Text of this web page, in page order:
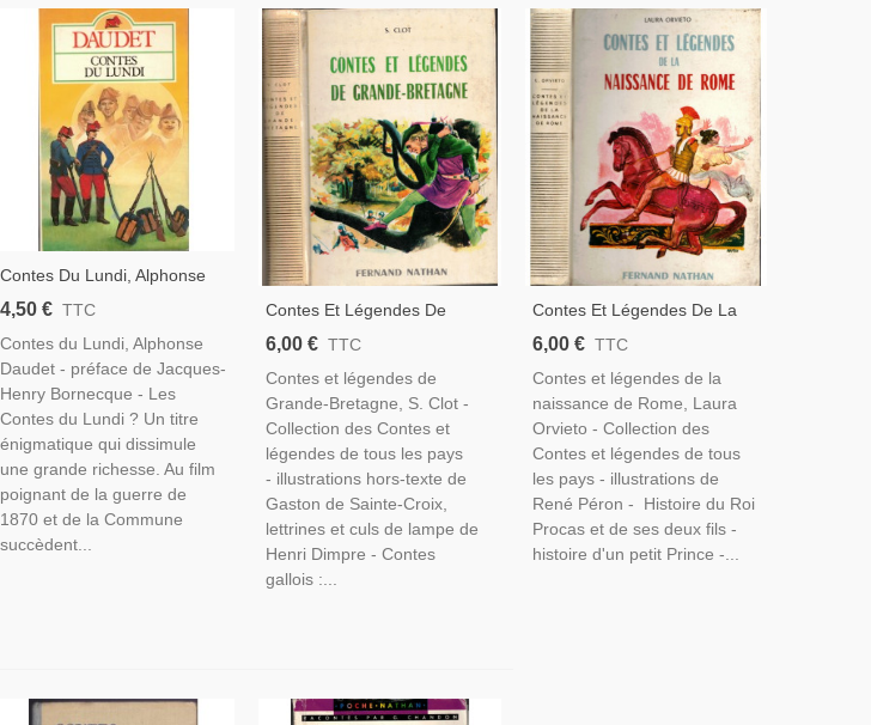
Contes Du Lundi, Alphonse
Daudet, 1987 - Guerre 1870,
Littérature Jeunesse
4,50 € TTC
Contes du Lundi, Alphonse
Daudet - préface de Jacques-
Henry Bornecque - Les
Contes du Lundi ? Un titre
énigmatique qui dissimule
une grande richesse. Au film
poignant de la guerre de
1870 et de la Commune
succèdent...
Contes Et Légendes De
Grande-Bretagne, Clot, 1973
Littérature Moyen Age,
Contes Fernand Nathan,
6,00 € TTC
Contes et légendes de
Grande-Bretagne, S. Clot -
Collection des Contes et
légendes de tous les pays
- illustrations hors-texte de
Gaston de Sainte-Croix,
lettrines et culs de lampe de
Henri Dimpre - Contes
gallois :...
Contes Et Légendes De La
Naissance De Rome, Laura
Fernand Nathan, Antiquité
Romaine,
6,00 € TTC
Contes et légendes de la
naissance de Rome, Laura
Orvieto - Collection des
Contes et légendes de tous
les pays - illustrations de
René Péron - Histoire du Roi
Procas et de ses deux fils -
histoire d'un petit Prince -...